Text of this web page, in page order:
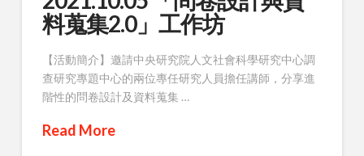
料蒐集2.0」工作坊
【活動簡介】邀請中央研究院人文社會科學研究中心調
查研究專題中心的兩位專任研究人員擔任講師，分享進
階性的問卷設計及資料蒐集 …
Read More